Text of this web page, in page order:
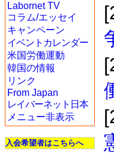
Labornet TV
コラム/エッセイ
キャンペーン
イベントカレンダー
米国労働運動
韓国の情報
リンク
From Japan
レイバーネット日本
メニュー非表示
入会希望者はこちらへ